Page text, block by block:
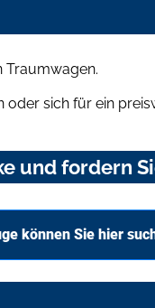
Traumwagen.
sich für ein
und fordern
können Sie hier